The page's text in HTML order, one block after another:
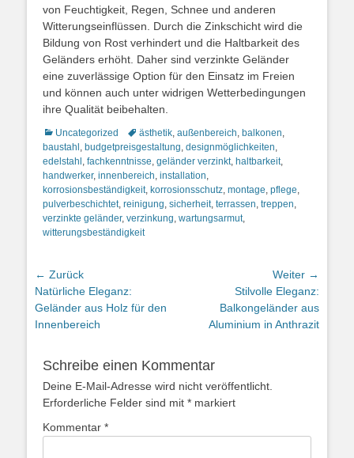
von Feuchtigkeit, Regen, Schnee und anderen
Witterungseinflüssen. Durch die Zinkschicht wird die
Bildung von Rost verhindert und die Haltbarkeit des
Geländers erhöht. Daher sind verzinkte Geländer
eine zuverlässige Option für den Einsatz im Freien
und können auch unter widrigen Wetterbedingungen
ihre Qualität beibehalten.
Kategorien
Uncategorized Schlagworte
ästhetik, außenbereich, balkonen,
baustahl , budgetpreisgestaltung, designmöglichkeiten,
edelstahl , fachkenntnisse, geländer verzinkt, haltbarkeit,
handwerker, innenbereich, installation,
korrosionsbeständigkeit, korrosionsschutz, montage, pflege,
pulverbeschichtet, reinigung, sicherheit, terrassen, treppen,
verzinkte geländer, verzinkung, wartungsarmut,
witterungsbeständigkeit
Beitragsnavigation
← Zurück
Vorheriger
Beitrag:
Natürliche Eleganz:
Geländer aus Holz für den
Innenbereich
Weiter →
Stilvolle Eleganz:
Balkongeländer aus
Aluminium in Anthrazit
Schreibe einen Kommentar
Deine E-Mail-Adresse wird nicht veröffentlicht.
Erforderliche Felder sind mit * markiert
Kommentar *